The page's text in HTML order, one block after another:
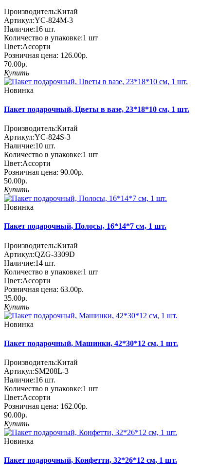
Производитель:Китай
Артикул:YC-824M-3
Наличие:16 шт.
Количество в упаковке:1 шт
Цвет:Ассорти
Розничная цена: 126.00р.
70.00р.
Купить
Новинка
Пакет подарочный, Цветы в вазе, 23*18*10 см, 1 шт.
Производитель:Китай
Артикул:YC-824S-3
Наличие:10 шт.
Количество в упаковке:1 шт
Цвет:Ассорти
Розничная цена: 90.00р.
50.00р.
Купить
Новинка
Пакет подарочный, Полосы, 16*14*7 см, 1 шт.
Производитель:Китай
Артикул:QZG-3309D
Наличие:14 шт.
Количество в упаковке:1 шт
Цвет:Ассорти
Розничная цена: 63.00р.
35.00р.
Купить
Новинка
Пакет подарочный, Машинки, 42*30*12 см, 1 шт.
Производитель:Китай
Артикул:SM208L-3
Наличие:16 шт.
Количество в упаковке:1 шт
Цвет:Ассорти
Розничная цена: 162.00р.
90.00р.
Купить
Новинка
Пакет подарочный, Конфетти, 32*26*12 см, 1 шт.